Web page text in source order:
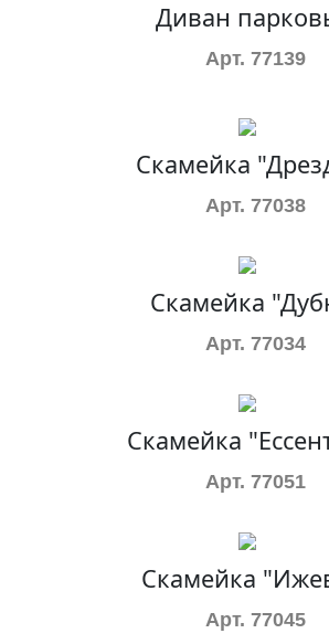
Диван
Арт. 77139
Скамейка
Арт. 77038
Скамейка
Арт. 77034
Скамейка
Арт. 77051
Скамейка
Арт. 77045